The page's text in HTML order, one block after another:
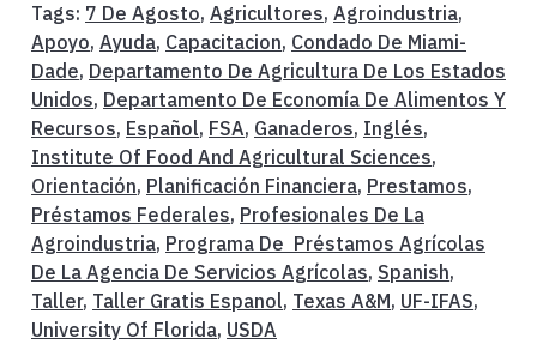
Tags: 7 De Agosto, Agricultores, Agroindustria,
Apoyo, Ayuda, Capacitacion, Condado De Miami-
Dade, Departamento De Agricultura De Los Estados
Unidos, Departamento De Economía De Alimentos Y
Recursos, Español, FSA, Ganaderos, Inglés,
Institute Of Food And Agricultural Sciences,
Orientación, Planificación Financiera, Prestamos,
Préstamos Federales, Profesionales De La
Agroindustria, Programa De Préstamos Agrícolas
De La Agencia De Servicios Agrícolas, Spanish,
Taller, Taller Gratis Espanol, Texas A&M, UF-IFAS,
University Of Florida, USDA